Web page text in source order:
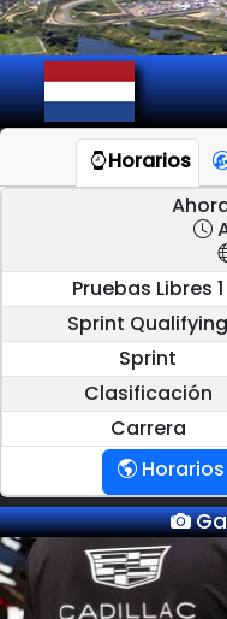
Horarios
Pruebas Libres 1
Sprint Qualifying
Sprint
Clasificación
Carrera